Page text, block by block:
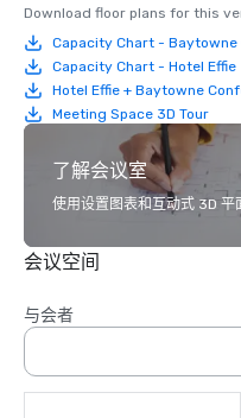
Download floor plans for this
Capacity Chart -
Capacity Chart - Hotel Effie
Hotel Effie + Baytowne
Meeting Space 3D Tour
了解会议室
使用设置图表和互动式 3D 平
会议空间
与会者